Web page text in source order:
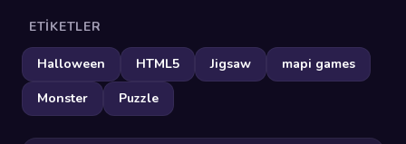
ETIKETLER
Halloween HTML5 Jigsaw
mapi games
Monster
Puzzle